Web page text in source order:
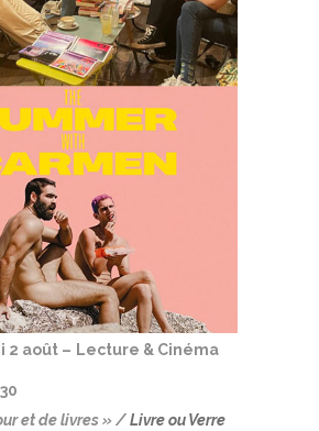
2 août – Lecture & Cinéma
et de livres » /Livre ou Verre